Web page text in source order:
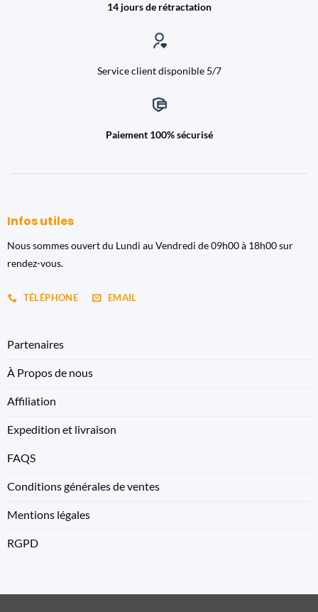
14 jours de rétractation
Service client disponible 5/7
Paiement 100% sécurisé
Infos utiles
Nous sommes ouvert du Lundi au Vendredi de 09h00 à 18h00 sur
rendez-vous.
TÉLÉPHONE EMAIL
Partenaires
À Propos de nous
Affiliation
Expedition et livraison
FAQS
Conditions générales de ventes
Mentions légales
RGPD